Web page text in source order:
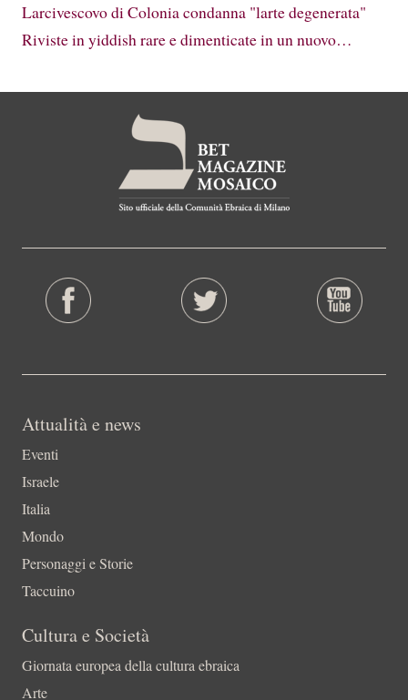
Larcivescovo di Colonia condanna "larte degenerata"
Riviste in yiddish rare e dimenticate in un nuovo…
Attualità e news
Eventi
Israele
Italia
Mondo
Personaggi e Storie
Taccuino
Cultura e Società
Giornata europea della cultura ebraica
Arte